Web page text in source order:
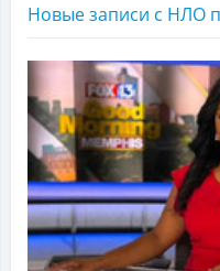
Новые записи с НЛО